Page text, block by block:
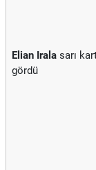
Elian Irala sarı
gördü